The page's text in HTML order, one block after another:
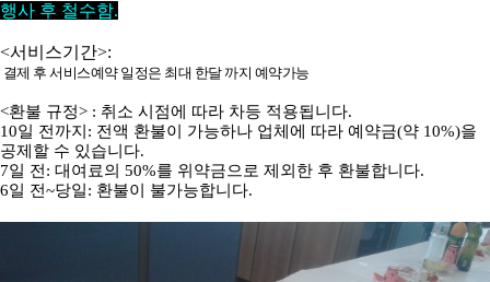
행사 후 철수함.
<서비스기간>:
결제 후 서비스예약 일정은 최대 한달 까지 예약가능
<환불 규정> : 취소 시점에 따라 차등 적용됩니다.
10일 전까지: 전액 환불이 가능하나 업체에 따라 예약금(약 10%)을
공제할 수 있습니다.
7일 전: 대여료의 50%를 위약금으로 제외한 후 환불합니다.
6일 전~당일: 환불이 불가능합니다.